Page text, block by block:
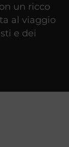
un ricco
al viaggio
e dei